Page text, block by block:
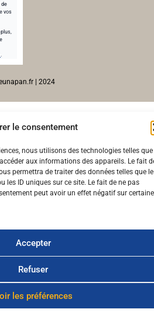
le consentement
nous utilisons des technologies telles que
aux informations des appareils. Le fait
permettra de traiter des données telles que le
les ID uniques sur ce site. Le fait de ne pas
peut avoir un effet négatif sur
Accepter
Refuser
les préférences
de
vos
| 2024